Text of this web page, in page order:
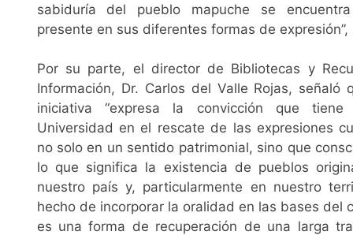
sabiduría del pueblo mapuche se
presente en sus diferentes formas de expresión”,
Por su parte, el director de Bibliotecas y
Información, Dr. Carlos del Valle Rojas, señaló
iniciativa “expresa la convicción que tiene
Universidad en el rescate de las expresiones
no solo en un sentido patrimonial, sino que
lo que significa la existencia de pueblos
nuestro país y, particularmente en nuestro
hecho de incorporar la oralidad en las bases del
es una forma de recuperación de una larga